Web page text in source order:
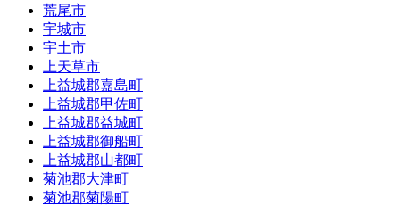
荒尾市
宇城市
宇土市
上天草市
上益城郡嘉島町
上益城郡甲佐町
上益城郡益城町
上益城郡御船町
上益城郡山都町
菊池郡大津町
菊池郡菊陽町